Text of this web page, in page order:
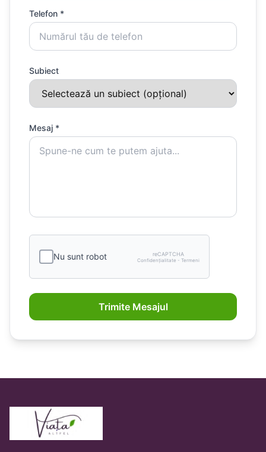
Telefon *
Subiect
Mesaj *
Nu sunt robot reCAPTCHA
Confidențialitate - Termeni
Trimite Mesajul